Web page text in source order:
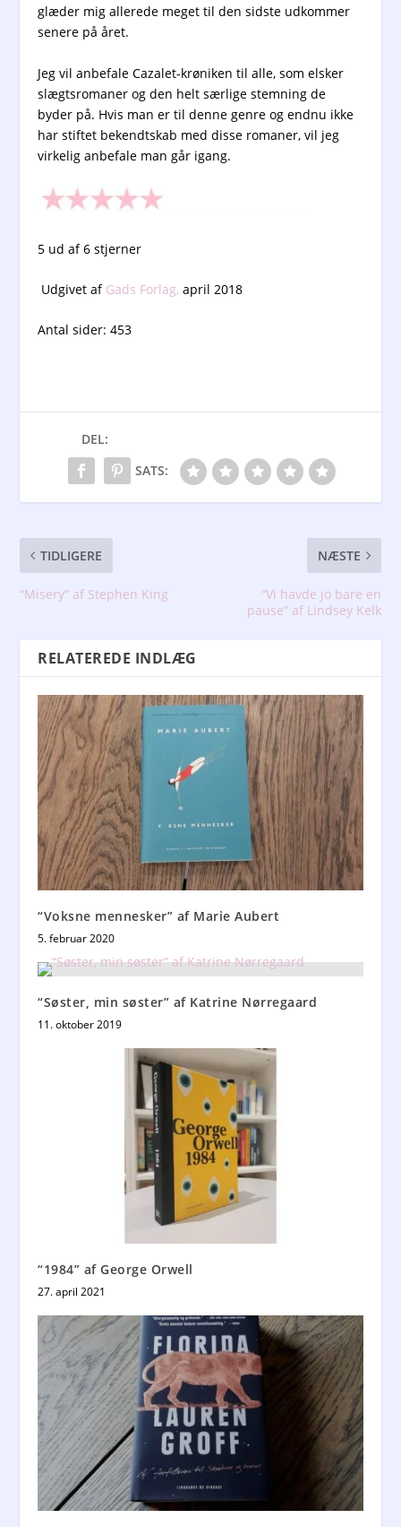
glæder mig allerede meget til den sidste udkommer
senere på året.
Jeg vil anbefale Cazalet-krøniken til alle, som elsker
slægtsromaner og den helt særlige stemning de
byder på. Hvis man er til denne genre og endnu ikke
har stiftet bekendtskab med disse romaner, vil jeg
virkelig anbefale man går igang.
5 ud af 6 stjerner
Udgivet af Gads Forlag, april 2018
Antal sider: 453
DEL:
SATS:
TIDLIGERE
“Misery” af Stephen King
NÆSTE
“Vi havde jo bare en
pause” af Lindsey Kelk
RELATEREDE INDLÆG
“Voksne mennesker” af Marie Aubert
5. februar 2020
“Søster, min søster” af Katrine Nørregaard
11. oktober 2019
“1984” af George Orwell
27. april 2021